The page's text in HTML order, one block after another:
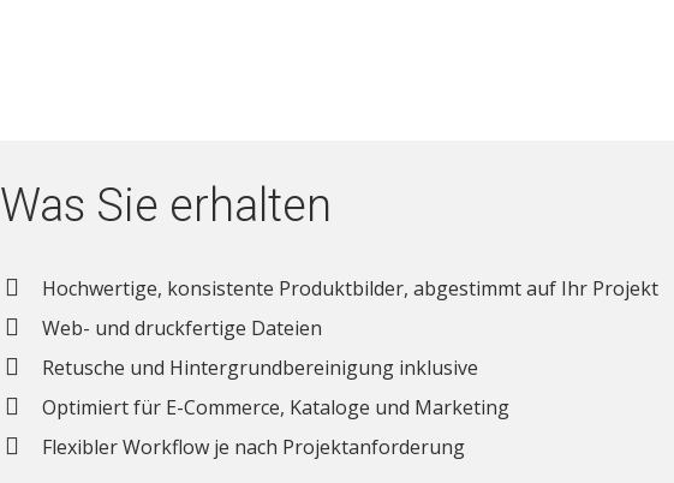
Was Sie erhalten
Hochwertige, konsistente Produktbilder, abgestimmt auf Ihr Projekt
Web- und druckfertige Dateien
Retusche und Hintergrundbereinigung inklusive
Optimiert für E-Commerce, Kataloge und Marketing
Flexibler Workflow je nach Projektanforderung